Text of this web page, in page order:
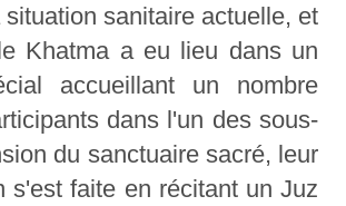
sanitaire actuelle, et
Khatma a eu lieu dans un
accueillant un nombre
dans l'un des sous-
du sanctuaire sacré, leur
s'est faite en récitant un Juz